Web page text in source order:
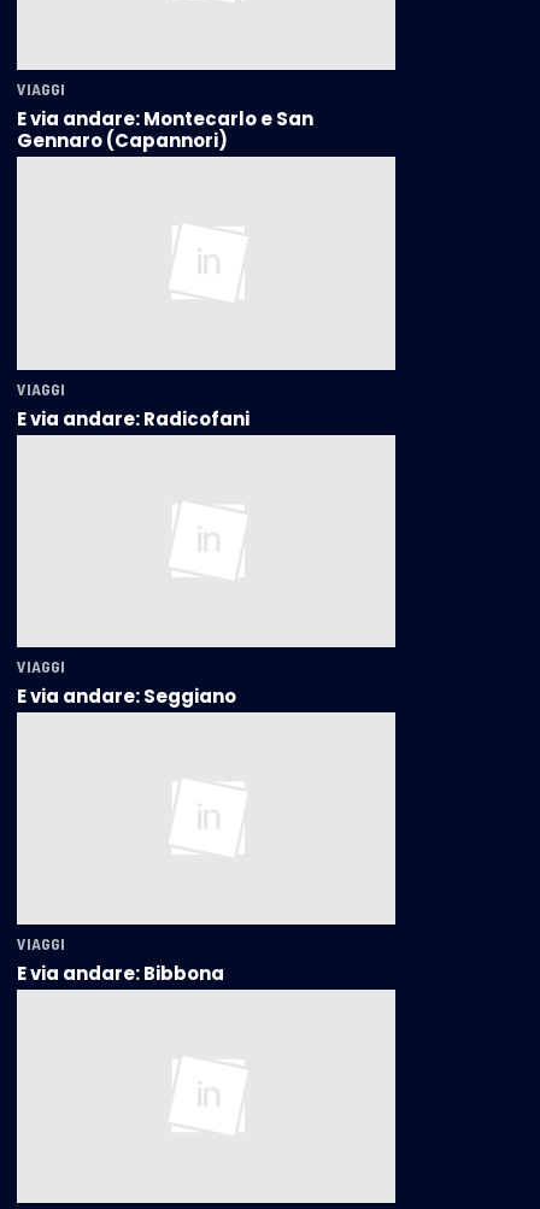
VIAGGI
E via andare: Montecarlo e San
Gennaro (Capannori)
VIAGGI
E via andare: Radicofani
VIAGGI
E via andare: Seggiano
VIAGGI
E via andare: Bibbona